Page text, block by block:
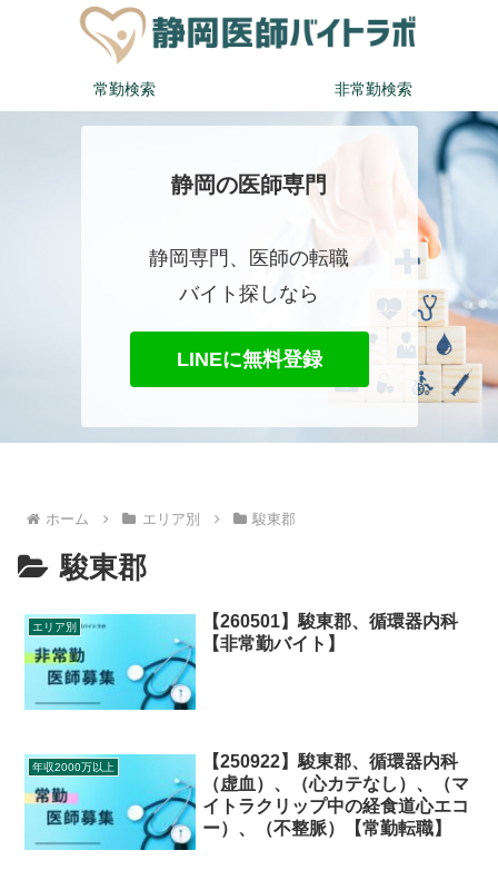
常勤検索 非常勤検索
静岡の医師専門
静岡専門、医師の転職
バイト探しなら
LINEに無料登録
ホーム エリア別 駿東郡
駿東郡
エリア別
【260501】駿東郡、循環器内科
【非常勤バイト】
年収2000万以上
【250922】駿東郡、循環器内科
（虚血）、（心カテなし）、（マ
イトラクリップ中の経食道心エコ
ー）、（不整脈）【常勤転職】